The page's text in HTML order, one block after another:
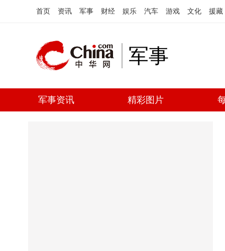
首页 资讯 军事 财经 娱乐 汽车 游戏 文化 援藏
军事
军事资讯 精彩图片